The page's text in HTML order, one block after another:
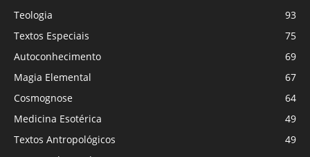
Teologia
93
Textos Especiais
75
Autoconhecimento
69
Magia Elemental
67
Cosmognose
64
Medicina Esotérica
49
Textos Antropológicos
49